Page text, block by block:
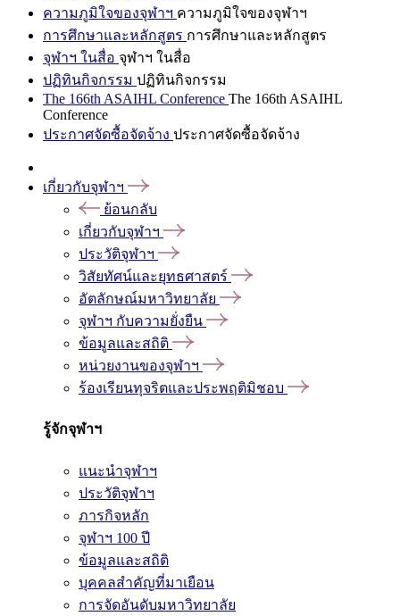
ความภูมิใจของจุฬาฯ ความภูมิใจของจุฬาฯ
การศึกษาและหลักสูตร การศึกษาและหลักสูตร
จุฬาฯ ในสื่อ จุฬาฯ ในสื่อ
ปฏิทินกิจกรรม ปฏิทินกิจกรรม
The 166th ASAIHL Conference The 166th ASAIHL
Conference
ประกาศจัดซื้อจัดจ้าง ประกาศจัดซื้อจัดจ้าง
เกี่ยวกับจุฬาฯ
ย้อนกลับ
เกี่ยวกับจุฬาฯ
ประวัติจุฬาฯ
วิสัยทัศน์และยุทธศาสตร์
อัตลักษณ์มหาวิทยาลัย
จุฬาฯ กับความยั่งยืน
ข้อมูลและสถิติ
หน่วยงานของจุฬาฯ
ร้องเรียนทุจริตและประพฤติมิชอบ
รู้จักจุฬาฯ
แนะนำจุฬาฯ
ประวัติจุฬาฯ
ภารกิจหลัก
จุฬาฯ 100 ปี
ข้อมูลและสถิติ
บุคคลสำคัญที่มาเยือน
การจัดอันดับมหาวิทยาลัย